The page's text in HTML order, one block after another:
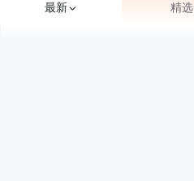
最新 精选